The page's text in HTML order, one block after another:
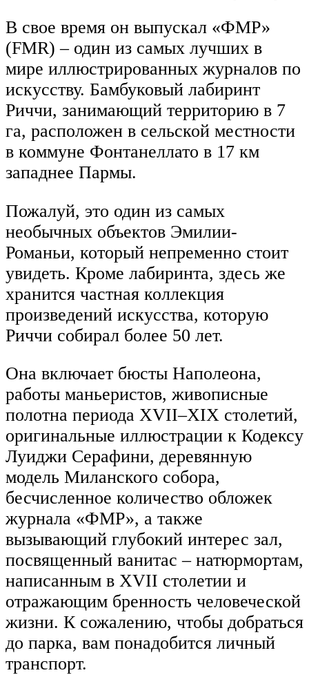
В свое время он выпускал «ФМР»
(FMR) – один из самых лучших в
мире иллюстрированных журналов по
искусству. Бамбуковый лабиринт
Риччи, занимающий территорию в 7
га, расположен в сельской местности
в коммуне Фонтанеллато в 17 км
западнее Пармы.
Пожалуй, это один из самых
необычных объектов Эмилии-
Романьи, который непременно стоит
увидеть. Кроме лабиринта, здесь же
хранится частная коллекция
произведений искусства, которую
Риччи собирал более 50 лет.
Она включает бюсты Наполеона,
работы маньеристов, живописные
полотна периода XVII–XIX столетий,
оригинальные иллюстрации к Кодексу
Луиджи Серафини, деревянную
модель Миланского собора,
бесчисленное количество обложек
журнала «ФМР», а также
вызывающий глубокий интерес зал,
посвященный ванитас – натюрмортам,
написанным в XVII столетии и
отражающим бренность человеческой
жизни. К сожалению, чтобы добраться
до парка, вам понадобится личный
транспорт.